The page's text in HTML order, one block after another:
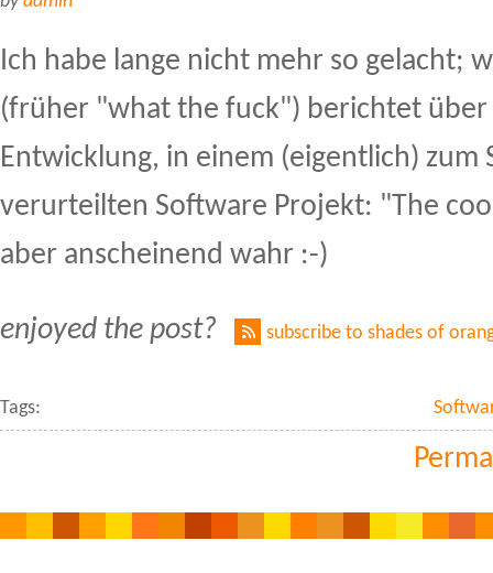
Ich habe lange nicht mehr so gelacht;
(früher "what the fuck") berichtet über
Entwicklung, in einem (eigentlich) zum
verurteilten Software Projekt: "The
aber anscheinend wahr :-)
enjoyed the post? subscribe to shades of
Tags: